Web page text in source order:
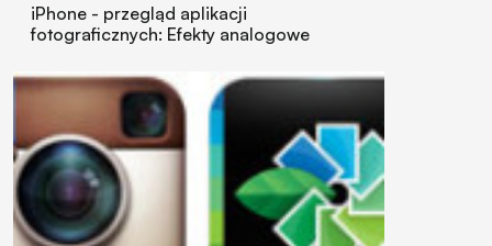
iPhone - przegląd aplikacji
fotograficznych: Efekty analogowe